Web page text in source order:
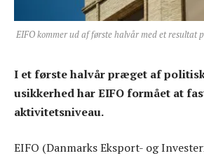
EIFO kommer ud af første halvår med et resultat
I et første halvår præget af
usikkerhed har EIFO formået at
aktivitetsniveau.
EIFO (Danmarks Eksport- og